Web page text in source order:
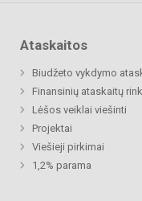
Ataskaitos
Biudžeto vykdymo
Finansinių ataskaitų
Lėšos veiklai viešinti
Projektai
Viešieji pirkimai
1,2% parama